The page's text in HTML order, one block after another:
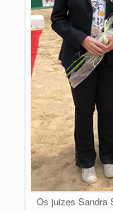
Os juizes Sandra